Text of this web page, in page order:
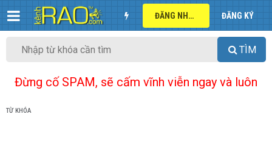
ĐĂNG NHẬP ĐĂNG KÝ
TÌM
Đừng cố SPAM, sẽ cấm vĩnh viễn ngay và luôn
TỪ KHÓA